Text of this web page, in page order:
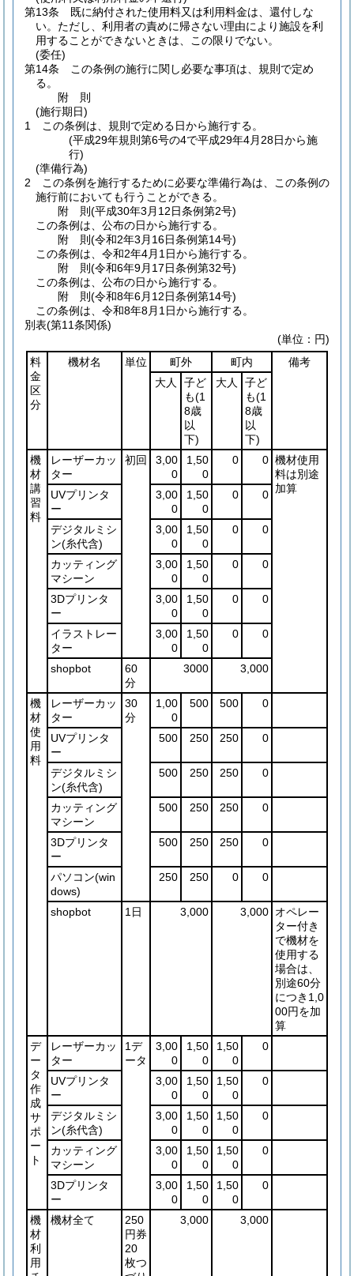
第13条
既に納付された使用料又は利用料金は、還付しな
い。 ただし、利用者の責めに帰さない理由により施設を利
用することができないときは、この限りでない。
(委任)
第14条
この条例の施行に関し必要な事項は、規則で定め
る。
附 則
(施行期日)
1
この条例は、規則で定める日から施行する。
(平成29年規則第6号の4で平成29年4月28日から施
行)
(準備行為)
2
この条例を施行するために必要な準備行為は、この条例の
施行前においても行うことができる。
附 則(平成30年3月12日条例第2号)
この条例は、公布の日から施行する。
附 則(令和2年3月16日条例第14号)
この条例は、令和2年4月1日から施行する。
附 則(令和6年9月17日条例第32号)
この条例は、公布の日から施行する。
附 則(令和8年6月12日条例第14号)
この条例は、令和8年8月1日から施行する。
別表(第11条関係)
(単位：円)
料
金
区
分
機材名 単位 町外 町内
備考
大人
子ど
も(1
8歳
以
下)
大人
子ど
も(1
8歳
以
下)
機
材
講
習
料
レーザーカッ
ター
初回
3,00
0
1,50
0
0 0 機材使用
料は別途
加算
UVプリンタ
ー
3,00
0
1,50
0
0 0
デジタルミシ
ン(糸代含)
3,00
0
1,50
0
0 0
カッティング
マシーン
3,00
0
1,50
0
0 0
3Dプリンタ
ー
3,00
0
1,50
0
0 0
イラストレー
ター
3,00
0
1,50
0
0 0
shopbot
60
分
3000 3,000
機
材
使
用
料
レーザーカッ
ター
30
分
1,00
0
500 500 0
UVプリンタ
ー
500 250 250 0
デジタルミシ
ン(糸代含)
500 250 250 0
カッティング
マシーン
500 250 250 0
3Dプリンタ
ー
500 250 250 0
パソコン(win
dows)
250 250 0 0
shopbot 1日 3,000 3,000 オペレー
ター付き
で機材を
使用する
場合は、
別途60分
につき1,0
00円を加
算
デ
ー
タ
作
成
サ
ポ
ー
ト
レーザーカッ
ター
1デ
ータ
3,00
0
1,50
0
1,50
0
0
UVプリンタ
ー
3,00
0
1,50
0
1,50
0
0
デジタルミシ
ン(糸代含)
3,00
0
1,50
0
1,50
0
0
カッティング
マシーン
3,00
0
1,50
0
1,50
0
0
3Dプリンタ
ー
3,00
0
1,50
0
1,50
0
0
機
材
利
用
機材全て
250
円券
20
枚つ
3,000 3,000